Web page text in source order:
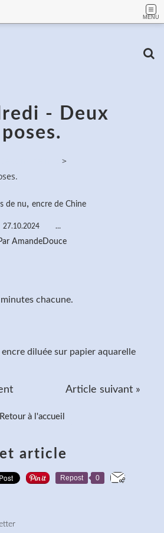
MENU
- Deux
poses.
>
de nu, encre de Chine
27.10.2024 …
AmandeDouce
chacune.
encre diluée sur papier aquarelle
Article suivant »
Retour à l'accueil
article
Repost 0